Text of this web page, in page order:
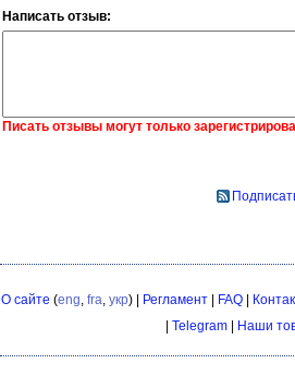
Написать отзыв:
Писать отзывы могут только
О сайте (eng fra укр) | Регламент| FAQ|
| Telegram | Наши